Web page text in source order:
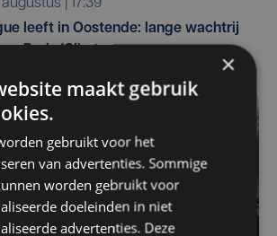
augustus | 17:39
leeft in Oostende: lange wachtrij
- Bodø/Glimt
×
maakt gebruik
gebruikt voor het
van advertenties. Sommige
worden gebruikt voor
doeleinden in niet
advertenties. Deze